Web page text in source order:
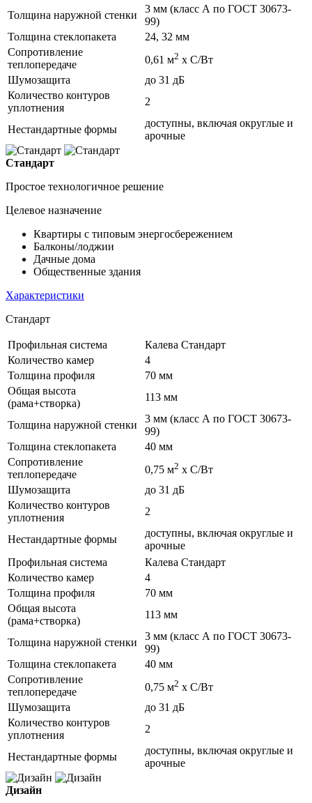
Толщина наружной стенки
3 мм (класс А по ГОСТ 30673-
99)
Толщина стеклопакета
24, 32 мм
Сопротивление
теплопередаче
0,61 м2 х С/Вт
Шумозащита
до 31 дБ
Количество контуров
уплотнения
2
Нестандартные формы
доступны, включая округлые и
арочные
Стандарт
Простое технологичное решение
Целевое назначение
Квартиры с типовым энергосбережением
Балконы/лоджии
Дачные дома
Общественные здания
Характеристики
Стандарт
Профильная система
Калева Стандарт
Количество камер
4
Толщина профиля
70 мм
Общая высота
(рама+створка)
113 мм
Толщина наружной стенки
3 мм (класс А по ГОСТ 30673-
99)
Толщина стеклопакета
40 мм
Сопротивление
теплопередаче
0,75 м2 х С/Вт
Шумозащита
до 31 дБ
Количество контуров
уплотнения
2
Нестандартные формы
доступны, включая округлые и
арочные
Профильная система
Калева Стандарт
Количество камер
4
Толщина профиля
70 мм
Общая высота
(рама+створка)
113 мм
Толщина наружной стенки
3 мм (класс А по ГОСТ 30673-
99)
Толщина стеклопакета
40 мм
Сопротивление
теплопередаче
0,75 м2 х С/Вт
Шумозащита
до 31 дБ
Количество контуров
уплотнения
2
Нестандартные формы
доступны, включая округлые и
арочные
Дизайн